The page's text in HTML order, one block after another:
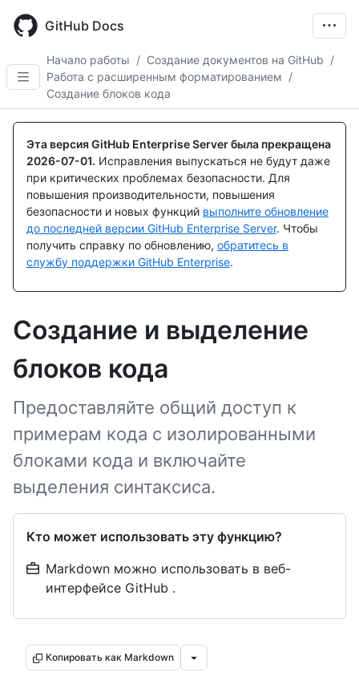
main
GitHub Docs
Начало работы / Создание документов на GitHub /
Работа с расширенным форматированием /
Создание блоков кода
Эта версия GitHub Enterprise Server была прекращена
2026-07-01. Исправления выпускаться не будут даже
при критических проблемах безопасности. Для
повышения производительности, повышения
безопасности и новых функций выполните обновление
до последней версии GitHub Enterprise Server. Чтобы
получить справку по обновлению, обратитесь в
службу поддержки GitHub Enterprise.
Создание и выделение
блоков кода
Предоставляйте общий доступ к
примерам кода с изолированными
блоками кода и включайте
выделения синтаксиса.
Кто может использовать эту функцию?
Markdown можно использовать в веб-
интерфейсе GitHub .
Копировать как Markdown